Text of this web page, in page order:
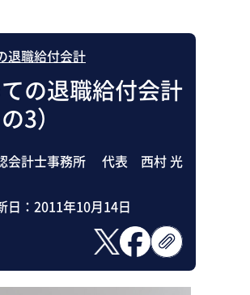
退職給付会計
の退職給付会計
3）
会計士事務所 代表 西村 光
日： 2011年10月14日